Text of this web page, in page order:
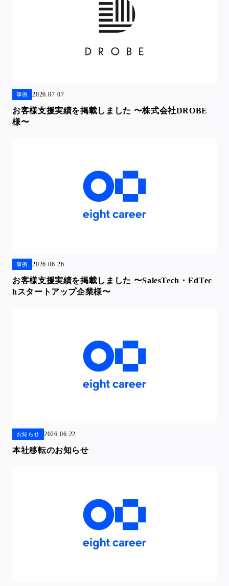
事例 2026.07.07
お客様支援実績を掲載しました 〜株式会社DROBE
様〜
事例 2026.06.26
お客様支援実績を掲載しました 〜SalesTech・EdTec
hスタートアップ企業様〜
お知らせ 2026.06.22
本社移転のお知らせ